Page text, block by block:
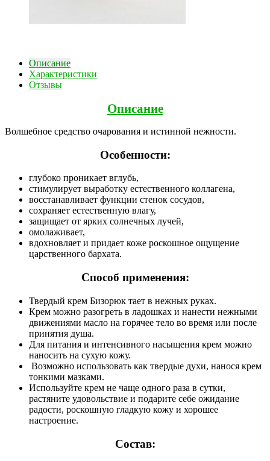
Описание
Характеристики
Отзывы
Описание
Волшебное средство очарования и истинной нежности.
Особенности:
глубоко проникает вглубь,
стимулирует выработку естественного коллагена,
восстанавливает функции стенок сосудов,
сохраняет естественную влагу,
защищает от ярких солнечных лучей,
омолаживает,
вдохновляет и придает коже роскошное ощущение
царственного бархата.
Способ применения:
Твердый крем Бизорюк тает в нежных руках.
Крем можно разогреть в ладошках и нанести нежными
движениями масло на горячее тело во время или после
принятия душа.
Для питания и интенсивного насыщения крем можно
наносить на сухую кожу.
Возможно использовать как твердые духи, нанося крем
тонкими мазками.
Используйте крем не чаще одного раза в сутки,
растяните удовольствие и подарите себе ожидание
радости, роскошную гладкую кожу и хорошее
настроение.
Состав: